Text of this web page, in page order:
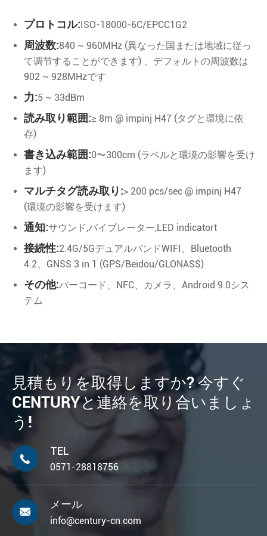
プロトコル: ISO-18000-6C/EPCC1G2
周波数:840 ~ 960MHz (異なった国または地域に従っ
て调节することができます) 、デフォルトの周波数は
902 ~ 928MHzです
力:5 ~ 33dBm
読み取り範囲:≥ 8m @ impinj H47 (タグと環境に依
存)
書き込み範囲:0〜300cm (ラベルと環境の影響を受け
ます)
マルチタグ読み取り:> 200 pcs/sec @ impinj H47
(環境の影響を受けます)
通知:サウンド,バイブレーター,LED indicatort
接続性:2.4G/5GデュアルバンドWIFI、Bluetooth
4.2、GNSS 3 in 1 (GPS/Beidou/GLONASS)
その他:バーコード、NFC、カメラ、Android 9.0シス
テム
見積もりを取得しますか? 今すぐ
CENTURYと連絡を取り合いましょ
う!

TEL
0571-28818756

メール
info@century-cn.com